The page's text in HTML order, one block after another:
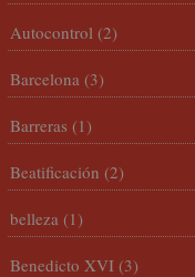
Autocontrol (2)
Barcelona (3)
Barreras (1)
Beatificación (2)
belleza (1)
Benedicto XVI (3)